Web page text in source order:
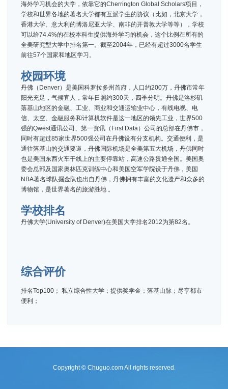
海外学习机会的大学，依靠它的Cherrington Global Scholars项目，
学校和世界各地的著名大学都有互派学生的协议（比如，北京大学，
香港大学、意大利的博洛尼亚大学、南非的开普敦大学等等），学校
可以给74.4%的在校本科生提供海外学习的机会，这个比例在所有的
全美研究型大学中排名第一。截至2004年，已经有超过3000名学生
前往57个国家和地区学习。
校园环境
丹佛（Denver）是美国科罗拉多州首府，人口约200万，丹佛市常年
阳光充足，气候宜人，常年日照约300天，四季分明。丹佛是洛杉矶
落基山地区的金融、工业、商业和交通运输业中心，有线电视、电
信、太空、金融服务和计算机软件是这一地区的领先工业，世界500
强的Qwest通讯公司、第一资讯（First Data）公司的总部在丹佛市，
同时有超过85家世界500强公司在丹佛设有分支机构。交通便利，是
通往落基山的交通要道，丹佛国际机场是全美第五大机场，丹佛同时
也是美国东西火车干线上的主要停靠站，高速公路贯通全国。美国奥
委会总部及国家奥林匹克训练中心和美国空军学院设于丹佛，美国
NBA著名球队掘金队也出自丹佛，丹佛拥有丰富的文化遗产和众多的
博物馆，是世界著名的旅游胜地 。
学校排名
丹佛大学(University of Denver)在美国大学排名2012为第82名。
综合评价
排名Top100； 私立综合性大学；提供奖学金；落基山脉；尽享都市
便利；
Copyright © Chuguo.com All rights reserved.